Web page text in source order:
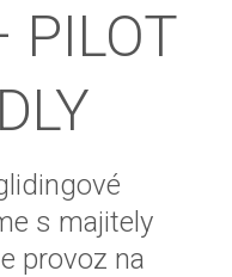
PILOT
s majitely
provoz na